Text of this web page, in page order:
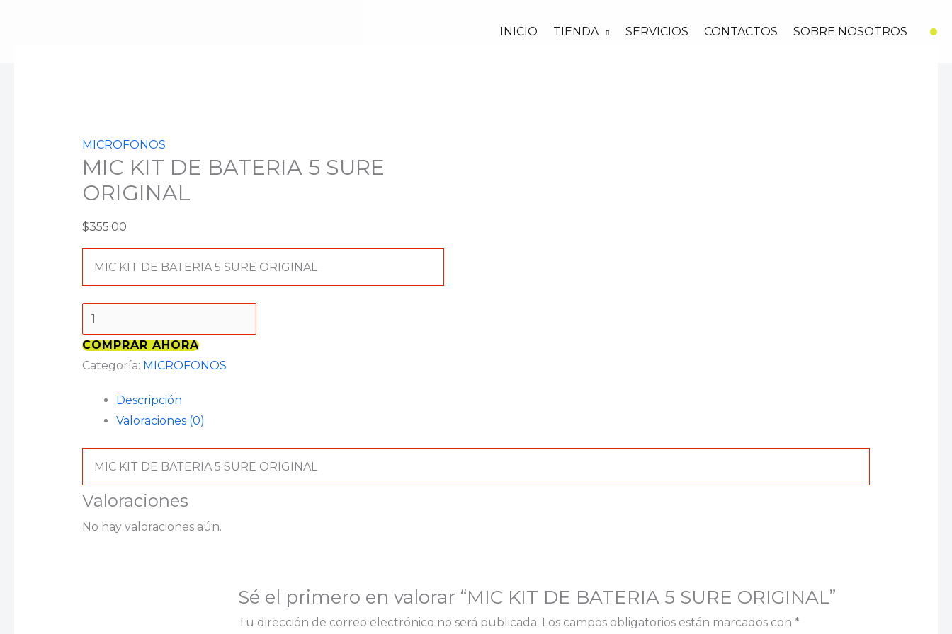
INICIO TIENDA SERVICIOS CONTACTOS SOBRE NOSOTROS
MICROFONOS
MIC KIT DE BATERIA 5 SURE
ORIGINAL
$355.00
MIC KIT DE BATERIA 5 SURE ORIGINAL
5
SURE
ORIGINAL
cantidad
COMPRAR AHORA
Categoría: MICROFONOS
Descripción
Valoraciones (0)
MIC KIT DE BATERIA 5 SURE ORIGINAL
Valoraciones
No hay valoraciones aún.
Sé el primero en valorar “MIC KIT DE BATERIA 5 SURE ORIGINAL”
Tu dirección de correo electrónico no será publicada. Los campos obligatorios están marcados con *